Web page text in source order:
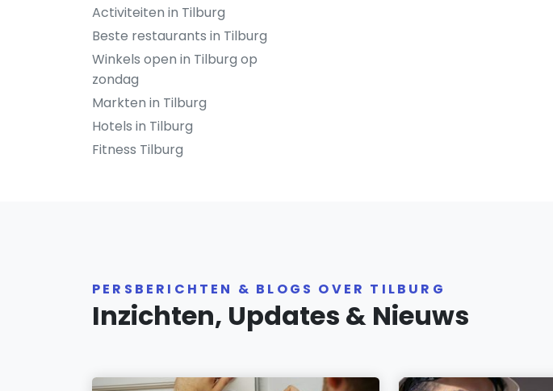
Activiteiten in Tilburg
Beste restaurants in Tilburg
Winkels open in Tilburg op
zondag
Markten in Tilburg
Hotels in Tilburg
Fitness Tilburg
PERSBERICHTEN & BLOGS OVER TILBURG
Inzichten, Updates & Nieuws